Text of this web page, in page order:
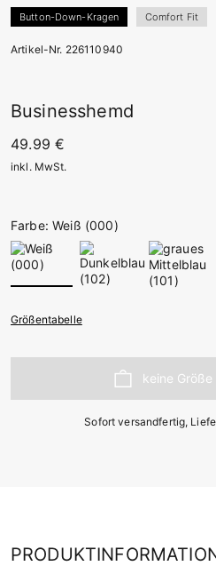
Button-Down-Kragen Comfort Fit
Artikel-Nr. 226110940
Businesshemd
49.99 €
inkl. MwSt.
Farbe: Weiß (000)
Größentabelle
Sofort versandfertig,